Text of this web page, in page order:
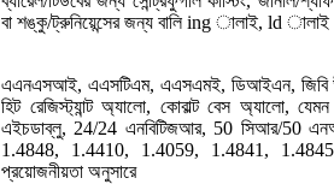
বা শঙ্কু/ট্রুনিয়েন্সের জন্য বালি ing ালাই, ld ালাই
এএনএসআই, এএসটিএম, এএসএমই, ডিআইএন, জিবি
হিট রেজিস্ট্যান্ট অ্যালো, কোবাল্ট বেস অ্যালো,
এইচডাব্লু, 24/24 এনবিটিজআর, 50 সিআর/50
1.4848, 1.4410, 1.4059, 1.4841,
প্রয়োজনীয়তা অনুসারে